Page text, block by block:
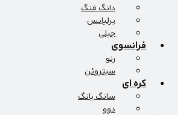
دانگ فنگ
برلیانس
جیلی
فرانسوی
رنو
سیتروئن
کره ای
سانگ یانگ
دوو